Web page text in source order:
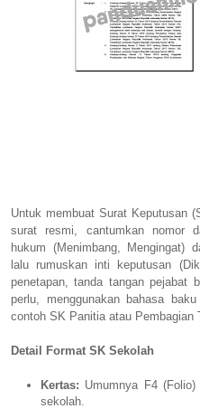
Untuk membuat Surat Keputusan
surat resmi, cantumkan nomor
hukum (Menimbang, Mengingat)
lalu rumuskan inti keputusan
penetapan, tanda tangan pejabat
perlu, menggunakan bahasa
contoh SK Panitia atau Pembagian
Detail Format SK Sekolah
Kertas: Umumnya F4
sekolah.